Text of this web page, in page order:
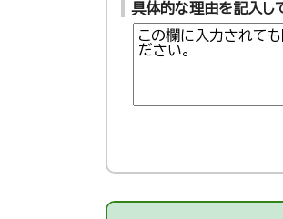
具体的な理由を記入し